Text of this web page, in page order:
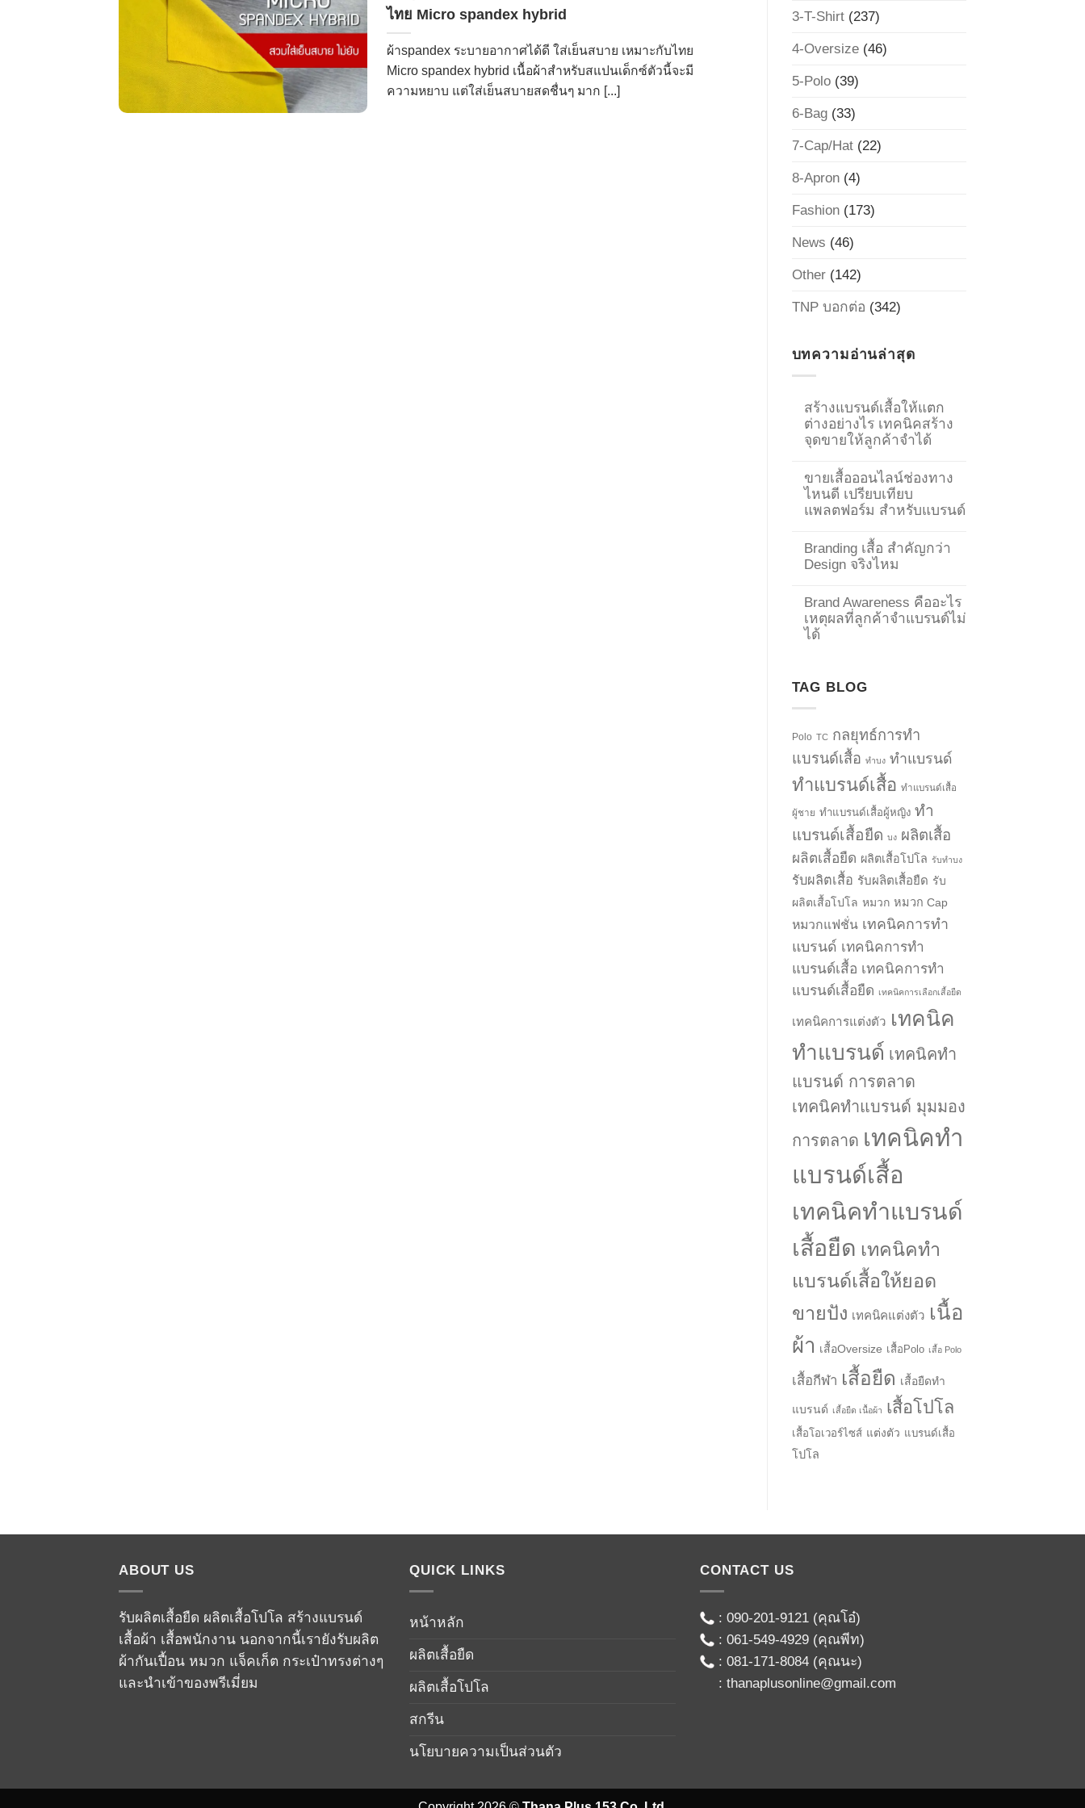
ไทย Micro spandex hybrid
ผ้าspandex ระบายอากาศได้ดี ใส่เย็นสบาย เหมาะกับไทย
Micro spandex hybrid เนื้อผ้าสำหรับสแปนเด็กซ์ตัวนี้จะมี
ความหยาบ แต่ใส่เย็นสบายสดชื่นๆ มาก [...]
3-T-Shirt(237)
4-Oversize(46)
5-Polo(39)
6-Bag(33)
7-Cap/Hat(22)
8-Apron(4)
Fashion(173)
News (46)
Other(142)
TNP บอกต่อ (342)
บทความอ่านล่าสุด
สร้างแบรนด์เสื้อให้แตก
ต่างอย่างไร เทคนิคสร้าง
จุดขายให้ลูกค้าจำได้
ขายเสื้อออนไลน์ช่องทาง
ไหนดี เปรียบเทียบ
แพลตฟอร์ม สำหรับแบรนด์
Branding เสื้อ สำคัญกว่า
Design จริงไหม
Brand Awareness คืออะไร
เหตุผลที่ลูกค้าจำแบรนด์ไม่
ได้
TAG BLOG
Polo TC กลยุทธ์การทำ
แบรนด์เสื้อ ทำบง ทำแบรนด์
ทำแบรนด์เสื้อ ทำแบรนด์เสื้อ
ผู้ชาย ทำแบรนด์เสื้อผู้หญิง ทำ
แบรนด์เสื้อยืด บง ผลิตเสื้อ
ผลิตเสื้อยืด ผลิตเสื้อโปโล รับทำบง
รับผลิตเสื้อ รับผลิตเสื้อยืด รับ
ผลิตเสื้อโปโล หมวก หมวก Cap
หมวกแฟชั่น เทคนิคการทำ
แบรนด์ เทคนิคการทำ
แบรนด์เสื้อ เทคนิคการทำ
แบรนด์เสื้อยืด เทคนิคการเลือกเสื้อยืด
เทคนิคการแต่งตัว เทคนิค
ทำแบรนด์ เทคนิคทำ
แบรนด์ การตลาด
เทคนิคทำแบรนด์ มุมมอง
การตลาด เทคนิคทำ
แบรนด์เสื้อ
เทคนิคทำแบรนด์
เสื้อยืด เทคนิคทำ
แบรนด์เสื้อให้ยอด
ขายปัง เทคนิคแต่งตัว เนื้อ
ผ้า เสื้อOversize เสื้อPolo เสื้อ Polo
เสื้อกีฬา เสื้อยืด เสื้อยืดทำ
แบรนด์ เสื้อยืด เนื้อผ้า เสื้อโปโล
เสื้อโอเวอร์ไซส์ แต่งตัว แบรนด์เสื้อ
โปโล
ABOUT US
รับผลิตเสื้อยืด ผลิตเสื้อโปโล สร้างแบรนด์
เสื้อผ้า เสื้อพนักงาน นอกจากนี้เรายังรับผลิต
ผ้ากันเปื้อน หมวก แจ็คเก็ต กระเป๋าทรงต่างๆ
และนำเข้าของพรีเมี่ยม
QUICK LINKS
หน้าหลัก
ผลิตเสื้อยืด
ผลิตเสื้อโปโล
สกรีน
นโยบายความเป็นส่วนตัว
CONTACT US
: 090-201-9121(คุณโอ๋)
: 061-549-4929(คุณพีท)
: 081-171-8084(คุณนะ)
: thanaplusonline@gmail.com